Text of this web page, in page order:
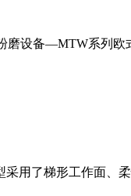
设备—MTW系列
用了梯形工作面、